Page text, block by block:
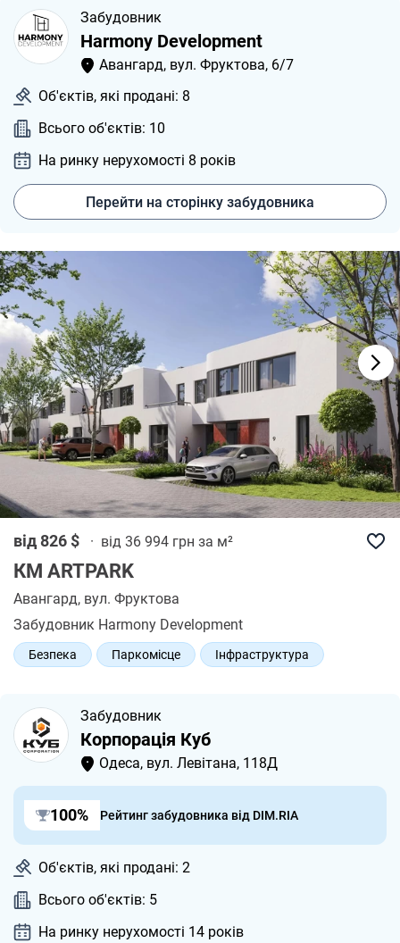
Забудовник
Harmony Development
Авангард, вул. Фруктова, 6/7
Об'єктів, які продані: 8
Всього об'єктів: 10
На ринку нерухомості 8 років
Перейти на сторінку забудовника
від 826 $ · від 36 994 грн за м²
КМ ARTPARK
Авангард, вул. Фруктова
Забудовник Harmony Development
Безпека Паркомісце
Інфраструктура
Забудовник
Корпорація Куб
Одеса, вул. Левітана, 118Д
100% Рейтинг забудовника від DIM.RIA
Об'єктів, які продані: 2
Всього об'єктів: 5
На ринку нерухомості 14 років